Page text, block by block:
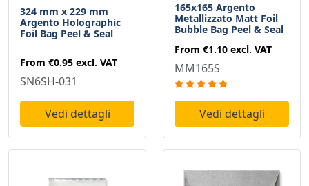
324 mm x 229 mm
Argento Holographic
Foil Bag Peel & Seal
From €0.95 excl. VAT
SN6SH-031
Vedi dettagli
165x165 Argento
Metallizzato Matt Foil
Bubble Bag Peel & Seal
From €1.10 excl. VAT
MM165S
Vedi dettagli